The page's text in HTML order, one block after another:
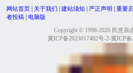
网站首页 关于我们 |建站须知 严正声明 |重要
者投稿 |电脑版
Copyright © 1998-2026 民意杂
冀ICP备2023017402号-2-冀ICP